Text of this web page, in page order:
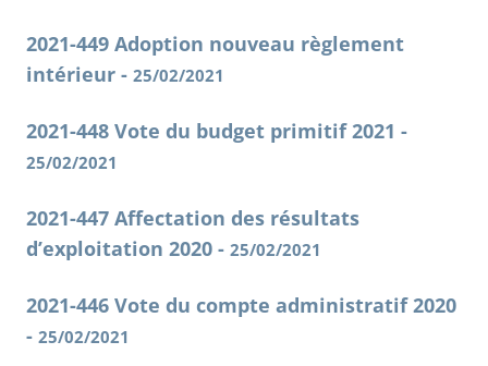
2021-449 Adoption nouveau règlement
intérieur - 25/02/2021
2021-448 Vote du budget primitif 2021 -
25/02/2021
2021-447 Affectation des résultats
d’exploitation 2020 - 25/02/2021
2021-446 Vote du compte administratif 2020
- 25/02/2021